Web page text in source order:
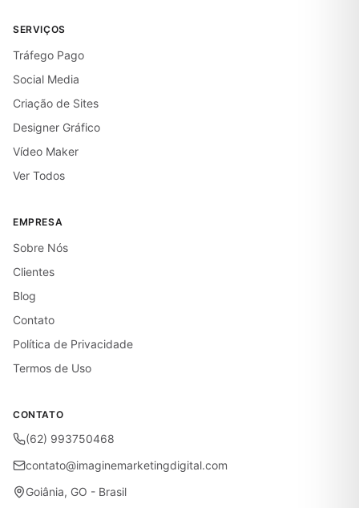
SERVIÇOS
Tráfego Pago
Social Media
Criação de Sites
Designer Gráfico
Vídeo Maker
Ver Todos
EMPRESA
Sobre Nós
Clientes
Blog
Contato
Política de Privacidade
Termos de Uso
CONTATO
(62) 993750468
contato@imaginemarketingdigital.com
Goiânia, GO - Brasil